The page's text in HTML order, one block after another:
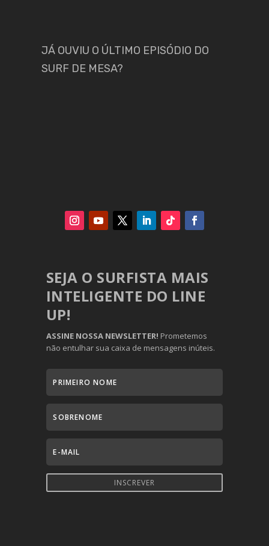
JÁ OUVIU O ÚLTIMO EPISÓDIO DO
SURF DE MESA?
SEJA O SURFISTA MAIS
INTELIGENTE DO LINE
UP!
ASSINE NOSSA NEWSLETTER! Prometemos
não entulhar sua caixa de mensagens inúteis.
INSCREVER